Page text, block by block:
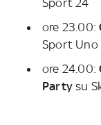
Sport 24
ore 23.00:
Sport Uno
ore 24.00:
Party su